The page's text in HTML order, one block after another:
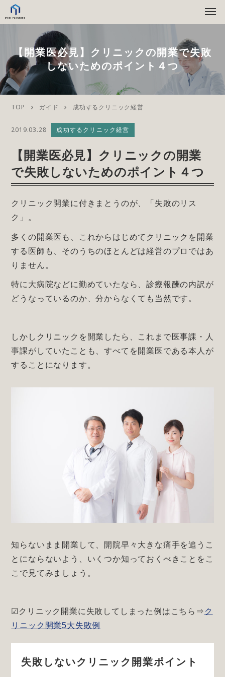
【開業医必見】クリニックの開業で失敗
しないためのポイント４つ
TOP ガイド 成功するクリニック経営
2019.03.28 成功するクリニック経営
【開業医必見】クリニックの開業
で失敗しないためのポイント４つ
クリニック開業に付きまとうのが、「失敗のリス
ク」。
多くの開業医も、これからはじめてクリニックを開業
する医師も、そのうちのほとんどは経営のプロではあ
りません。
特に大病院などに勤めていたなら、診療報酬の内訳が
どうなっているのか、分からなくても当然です。
しかしクリニックを開業したら、これまで医事課・人
事課がしていたことも、すべてを開業医である本人が
することになります。
知らないまま開業して、開院早々大きな痛手を追うこ
とにならないよう、いくつか知っておくべきことをこ
こで見てみましょう。
☑クリニック開業に失敗してしまった例はこちら⇒ ク
リニック開業5大失敗例
失敗しないクリニック開業ポイント